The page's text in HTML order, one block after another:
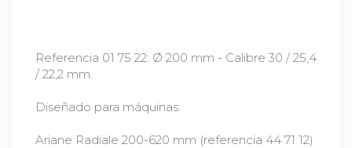
Referencia 01 75 22: Ø 200 mm - Calibre 30 / 25,4
/ 22,2 mm.
Diseñado para máquinas:
Ariane Radiale 200-620 mm (referencia 44 71 12)